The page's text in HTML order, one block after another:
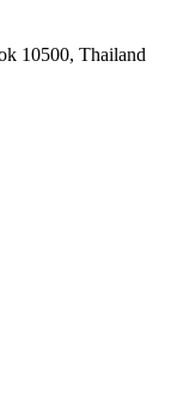
10500, Thailand